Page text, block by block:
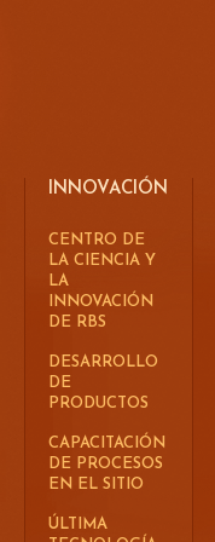
INNOVACIÓN
CENTRO DE
LA CIENCIA Y
LA
INNOVACIÓN
DE RBS
DESARROLLO
DE
PRODUCTOS
CAPACITACIÓN
DE PROCESOS
EN EL SITIO
ÚLTIMA